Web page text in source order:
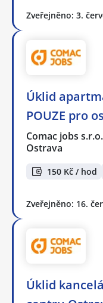
Zveřejněno: 3.
Úklid
POUZE pro
Comac jobs s.r.o.
Ostrava
150 Kč / hod
Zveřejněno: 16.
Úklid